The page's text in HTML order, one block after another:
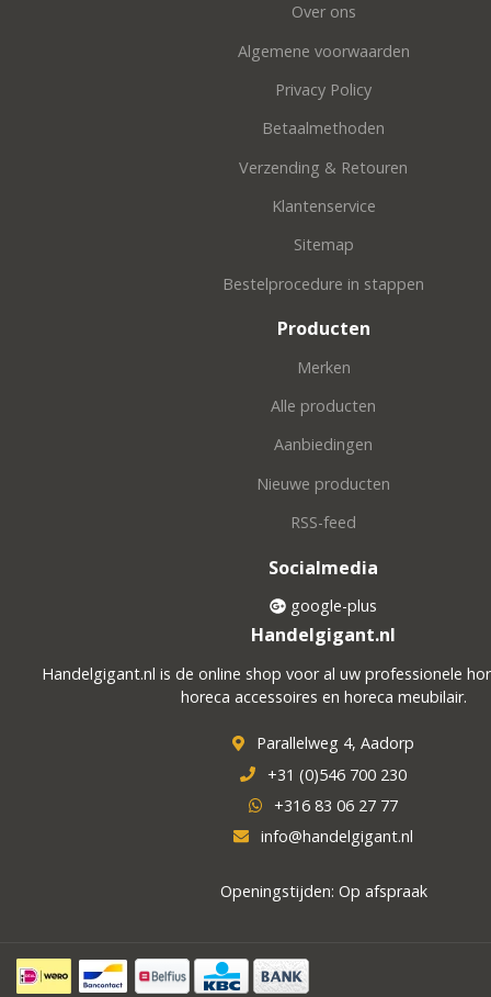
Over ons
Algemene voorwaarden
Privacy Policy
Betaalmethoden
Verzending & Retouren
Klantenservice
Sitemap
Bestelprocedure in stappen
Producten
Merken
Alle producten
Aanbiedingen
Nieuwe producten
RSS-feed
Socialmedia
google-plus
Handelgigant.nl
Handelgigant.nl is de online shop voor al uw professionele
horeca accessoires en horeca meubilair.
Parallelweg 4, Aadorp
+31 (0)546 700 230
+316 83 06 27 77
info@handelgigant.nl
Openingstijden: Op afspraak